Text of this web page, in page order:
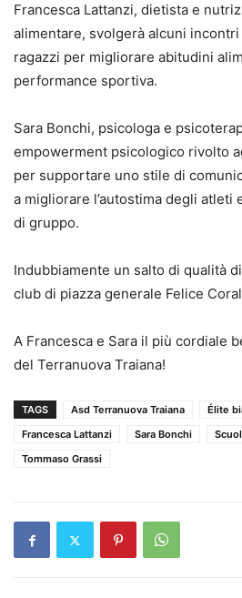
Francesca Lattanzi, dietista e
alimentare, svolgerà alcuni
ragazzi per migliorare abitudini
performance sportiva.
Sara Bonchi, psicologa e
empowerment psicologico rivolto
per supportare uno stile di
a migliorare l’autostima degli atleti
di gruppo.
Indubbiamente un salto di qualità
club di piazza generale Felice
A Francesca e Sara il più cordiale
del Terranuova Traiana!
TAGS Asd Terranuova Traiana
Élite
Francesca Lattanzi
Sara Bonchi
Tommaso Grassi